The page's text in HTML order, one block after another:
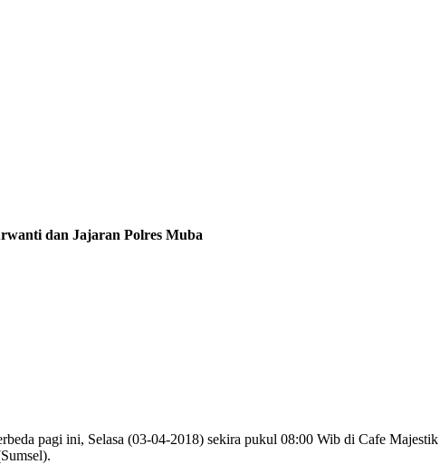
dan Jajaran Polres Muba
pagi ini, Selasa (03-04-2018) sekira pukul 08:00 Wib di Cafe